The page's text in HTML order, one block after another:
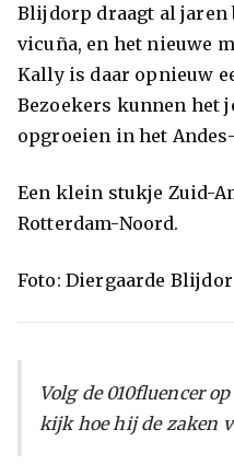
Blijdorp draagt al jaren
vicuña, en het nieuwe
Kally is daar opnieuw
Bezoekers kunnen het
opgroeien in het
Een klein stukje Zuid-
Rotterdam-Noord.
Foto: Diergaarde
Volg de 010fluencer
kijk hoe hij de zaken